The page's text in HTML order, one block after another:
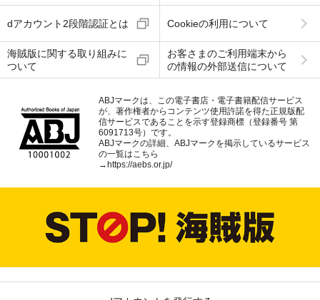
dアカウント2段階認証とは Cookieの利用について
海賊版に関する取り組みに
ついて
お客さまのご利用端末から
の情報の外部送信について
ABJマークは、この電子書店・電子書籍配信サービス
が、著作権者からコンテンツ使用許諾を得た正規版配
信サービスであることを示す登録商標（登録番号 第
6091713号）です。
ABJマークの詳細、ABJマークを掲示しているサービス
の一覧はこちら
→https://aebs.or.jp/